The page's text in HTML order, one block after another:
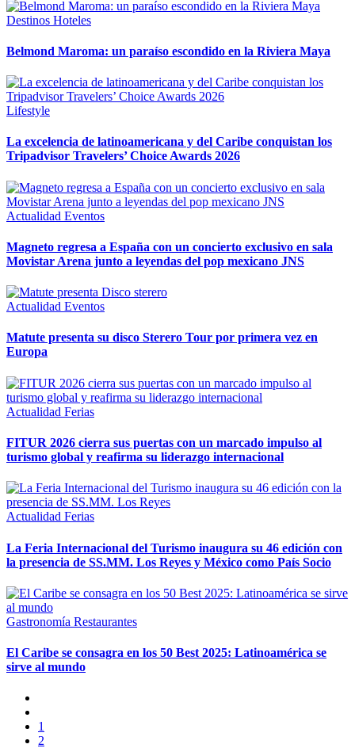
Destinos Hoteles
Belmond Maroma: un paraíso escondido en la Riviera Maya
Lifestyle
La excelencia de latinoamericana y del Caribe conquistan los
Tripadvisor Travelers’ Choice Awards 2026
Actualidad Eventos
Magneto regresa a España con un concierto exclusivo en sala
Movistar Arena junto a leyendas del pop mexicano JNS
Actualidad Eventos
Matute presenta su disco Sterero Tour por primera vez en
Europa
Actualidad Ferias
FITUR 2026 cierra sus puertas con un marcado impulso al
turismo global y reafirma su liderazgo internacional
Actualidad Ferias
La Feria Internacional del Turismo inaugura su 46 edición con
la presencia de SS.MM. Los Reyes y México como País Socio
Gastronomía Restaurantes
El Caribe se consagra en los 50 Best 2025: Latinoamérica se
sirve al mundo
1
2